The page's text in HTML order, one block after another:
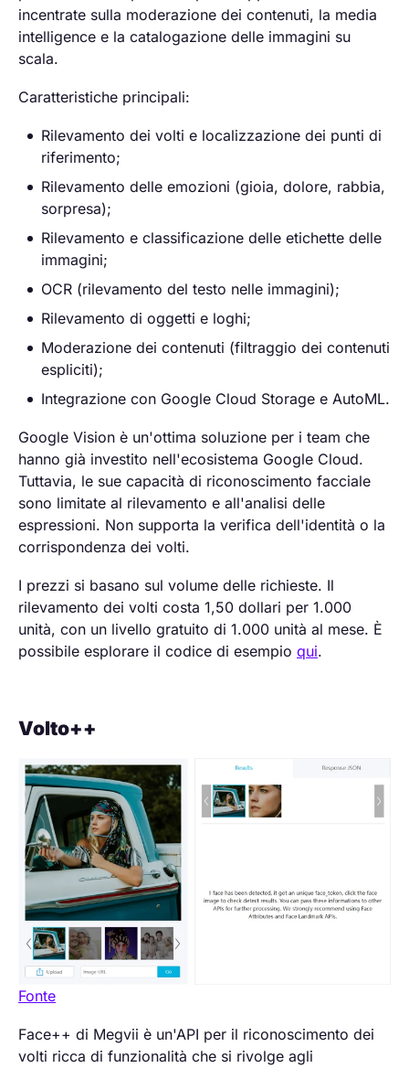
incentrate sulla moderazione dei contenuti, la media
intelligence e la catalogazione delle immagini su
scala.
Caratteristiche principali:
Rilevamento dei volti e localizzazione dei punti di
riferimento;
Rilevamento delle emozioni (gioia, dolore, rabbia,
sorpresa);
Rilevamento e classificazione delle etichette delle
immagini;
OCR (rilevamento del testo nelle immagini);
Rilevamento di oggetti e loghi;
Moderazione dei contenuti (filtraggio dei contenuti
espliciti);
Integrazione con Google Cloud Storage e AutoML.
Google Vision è un'ottima soluzione per i team che
hanno già investito nell'ecosistema Google Cloud.
Tuttavia, le sue capacità di riconoscimento facciale
sono limitate al rilevamento e all'analisi delle
espressioni. Non supporta la verifica dell'identità o la
corrispondenza dei volti.
I prezzi si basano sul volume delle richieste. Il
rilevamento dei volti costa 1,50 dollari per 1.000
unità, con un livello gratuito di 1.000 unità al mese. È
possibile esplorare il codice di esempio qui.
Volto++
Fonte
Face++ di Megvii è un'API per il riconoscimento dei
volti ricca di funzionalità che si rivolge agli